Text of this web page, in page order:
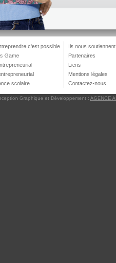
c'est possible
Game
scolaire
Ils nous soutiennent
Partenaires
Liens
Mentions légales
Contactez-nous
Graphique et Développement : AGENCE